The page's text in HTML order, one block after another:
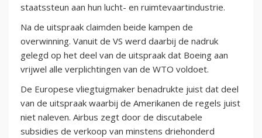
staatssteun aan hun lucht- en ruimtevaartindustrie.
Na de uitspraak claimden beide kampen de
overwinning. Vanuit de VS werd daarbij de nadruk
gelegd op het deel van de uitspraak dat Boeing aan
vrijwel alle verplichtingen van de WTO voldoet.
De Europese vliegtuigmaker benadrukte juist dat deel
van de uitspraak waarbij de Amerikanen de regels juist
niet naleven. Airbus zegt door de discutabele
subsidies de verkoop van minstens driehonderd